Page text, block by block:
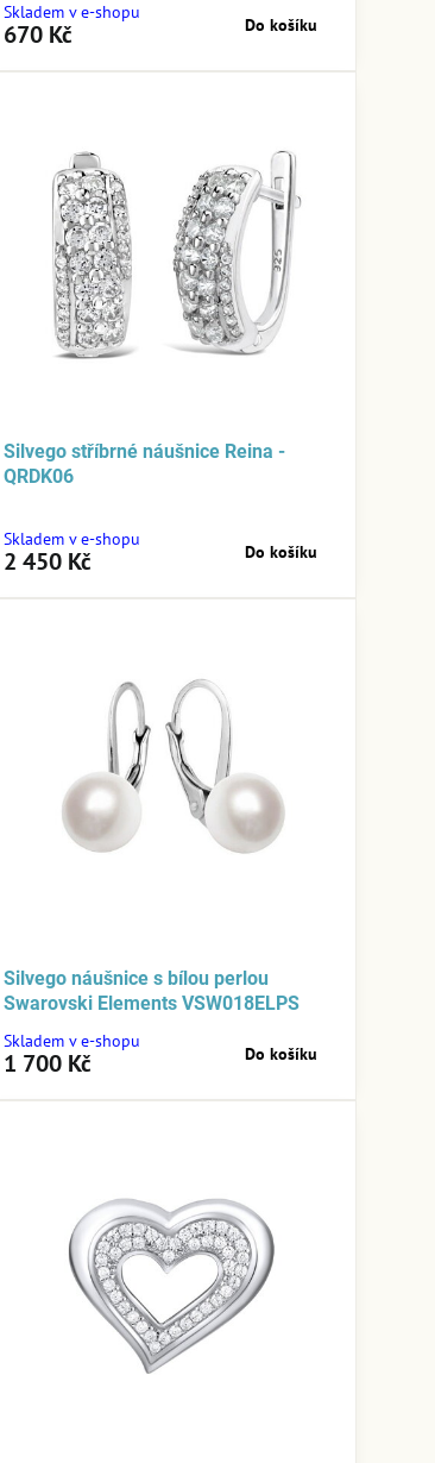
Skladem v e-shopu
670 Kč Do košíku
Silvego stříbrné náušnice Reina -
QRDK06
Skladem v e-shopu
2 450 Kč Do košíku
Silvego náušnice s bílou perlou
Swarovski Elements VSW018ELPS
Skladem v e-shopu
1 700 Kč Do košíku